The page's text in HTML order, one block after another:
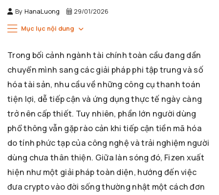
By HanaLuong 29/01/2026
Mục lục nội dung
Trong bối cảnh ngành tài chính toàn cầu đang dần
chuyển mình sang các giải pháp phi tập trung và số
hóa tài sản, nhu cầu về những công cụ thanh toán
tiện lợi, dễ tiếp cận và ứng dụng thực tế ngày càng
trở nên cấp thiết. Tuy nhiên, phần lớn người dùng
phổ thông vẫn gặp rào cản khi tiếp cận tiền mã hóa
do tính phức tạp của công nghệ và trải nghiệm người
dùng chưa thân thiện. Giữa làn sóng đó, Fizen xuất
hiện như một giải pháp toàn diện, hướng đến việc
đưa crypto vào đời sống thường nhật một cách đơn